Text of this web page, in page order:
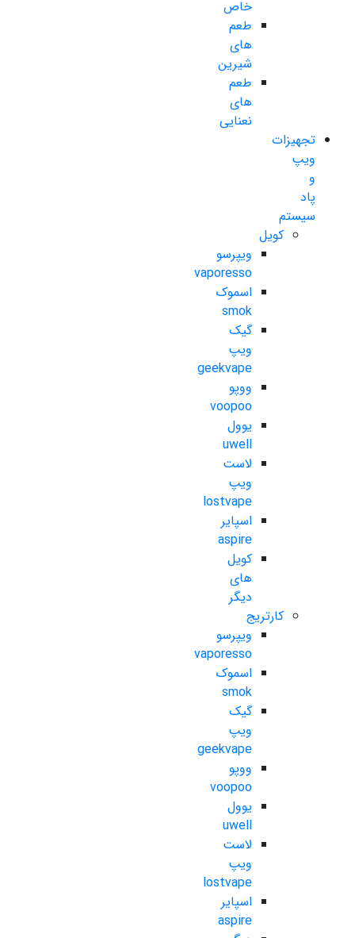
خاص
طعم
های
شیرین
طعم
های
نعنایی
تجهیزات
ویپ
و
پاد
سیستم
کویل
ویپرسو
vaporesso
اسموک
smok
گیک
ویپ
geekvape
ووپو
voopoo
یوول
uwell
لاست
ویپ
lostvape
اسپایر
aspire
کویل
های
دیگر
کارتریج
ویپرسو
vaporesso
اسموک
smok
گیک
ویپ
geekvape
ووپو
voopoo
یوول
uwell
لاست
ویپ
lostvape
اسپایر
aspire